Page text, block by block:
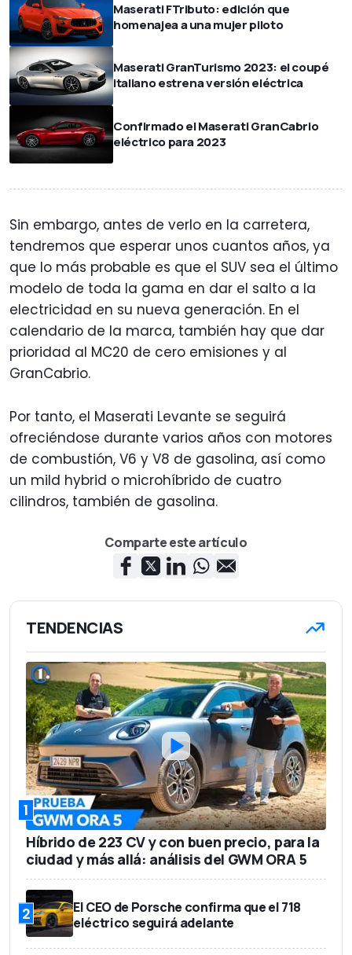
Maserati FTributo: edición que
homenajea a una mujer piloto
Maserati GranTurismo 2023: el coupé
italiano estrena versión eléctrica
Confirmado el Maserati GranCabrio
eléctrico para 2023
Sin embargo, antes de verlo en la carretera,
tendremos que esperar unos cuantos años, ya
que lo más probable es que el SUV sea el último
modelo de toda la gama en dar el salto a la
electricidad en su nueva generación. En el
calendario de la marca, también hay que dar
prioridad al MC20 de cero emisiones y al
GranCabrio.
Por tanto, el Maserati Levante se seguirá
ofreciéndose durante varios años con motores
de combustión, V6 y V8 de gasolina, así como
un mild hybrid o microhíbrido de cuatro
cilindros, también de gasolina.
Comparte este artículo
TENDENCIAS
1
Híbrido de 223 CV y con buen precio, para la
ciudad y más allá: análisis del GWM ORA 5
2
El CEO de Porsche confirma que el 718
eléctrico seguirá adelante